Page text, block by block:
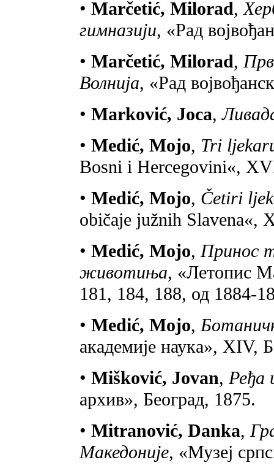
• Marčetić, Milorad,
гимназији, «Рад
• Marčetić, Milorad,
Волнија, «Рад
• Marković, Joca,
• Medić, Mojo, Tri
Bosni i Hercegovini«,
• Medić, Mojo, Četiri
običaje južnih Slavena«,
• Medić, Mojo,Принос
животиња, «Летопис
181, 184, 188, од 1884-
• Medić, Mojo,
академије наука», XIV,
• Mišković, Jovan, Ређа
архив», Београд, 1875.
• Mitranović, Danka,
Македоније, «Музеј